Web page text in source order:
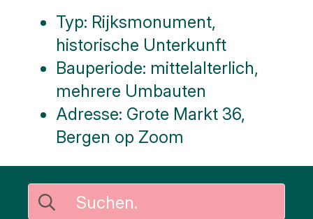
Typ: Rijksmonument,
historische Unterkunft
Bauperiode: mittelalterlich,
mehrere Umbauten
Adresse: Grote Markt 36,
Bergen op Zoom
Suche